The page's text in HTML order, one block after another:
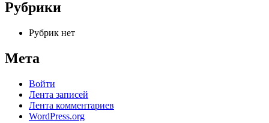
Рубрики
Рубрик нет
Мета
Войти
Лента записей
Лента комментариев
WordPress.org